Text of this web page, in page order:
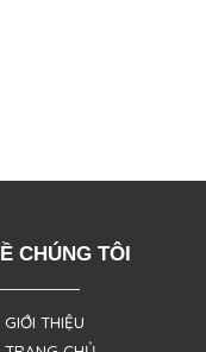
CHÚNG TÔI
THIỆU